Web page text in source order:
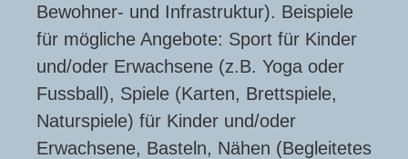
Bewohner- und Infrastruktur). Beispiele
für mögliche Angebote: Sport für Kinder
und/oder Erwachsene (z.B. Yoga oder
Fussball), Spiele (Karten, Brettspiele,
Naturspiele) für Kinder und/oder
Erwachsene, Basteln, Nähen (Begleitetes